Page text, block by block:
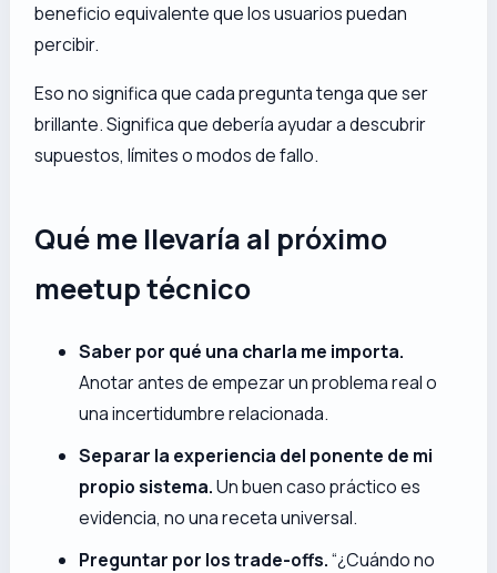
beneficio equivalente que los usuarios puedan
percibir.
Eso no significa que cada pregunta tenga que ser
brillante. Significa que debería ayudar a descubrir
supuestos, límites o modos de fallo.
Qué me llevaría al próximo
meetup técnico
Saber por qué una charla me importa.
Anotar antes de empezar un problema real o
una incertidumbre relacionada.
Separar la experiencia del ponente de mi
propio sistema.Un buen caso práctico es
evidencia, no una receta universal.
Preguntar por los trade-offs.“¿Cuándo no